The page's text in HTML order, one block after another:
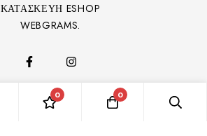
ΚΑΤΑΣΚΕΥΉ ESHOP
WEBGRAMS.
0 0